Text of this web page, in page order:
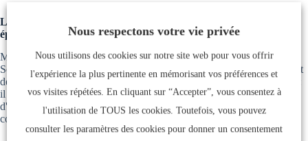
Lazru est la solution parfaite pour des Cils longs et des Sourcils
épais !
Mais le booster de Cils le plus efficace est notre sérum pour Cils et
Sourcils de Lazru - parce qu'il agit efficacement, comme le confirment
de nombreuses clientes satisfaites ! Un effet supplémentaire précieux :
il rend également tes Sourcils denses et beaux. Lazru ne contient pas
d'hormones ni d'ingrédients tels que le minoxidil, un médicament
controversé qui peut provoquer des effets secondaires désagréables.
Nous respectons votre vie privée
Nous utilisons des cookies sur notre site web pour vous offrir
l'expérience la plus pertinente en mémorisant vos préférences et
vos visites répétées. En cliquant sur “Accepter”, vous consentez à
l'utilisation de TOUS les cookies. Toutefois, vous pouvez
consulter les paramètres des cookies pour donner un consentement